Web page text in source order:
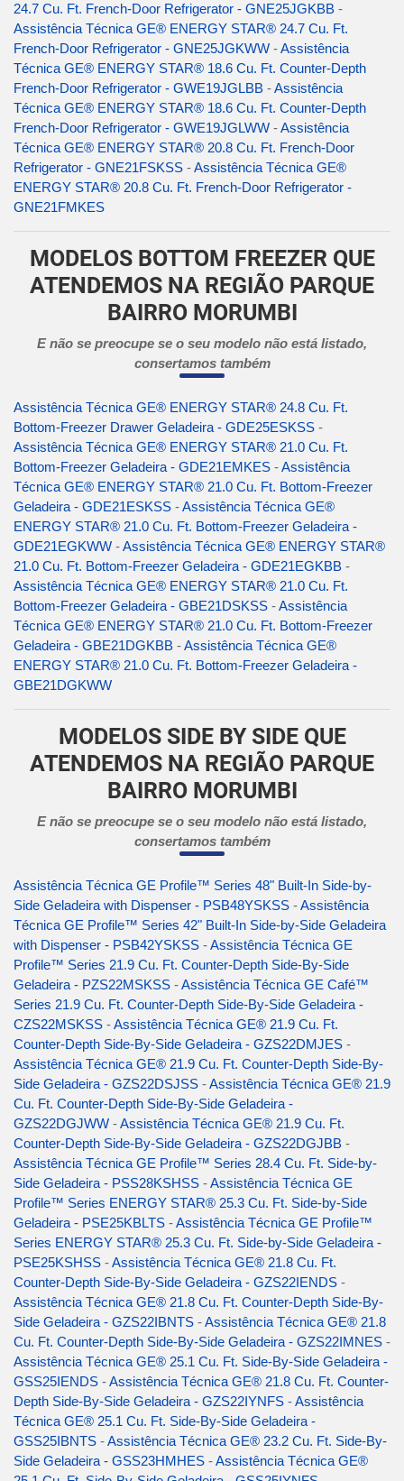
24.7 Cu. Ft. French-Door Refrigerator - GNE25JGKBB -
Assistência Técnica GE® ENERGY STAR® 24.7 Cu. Ft.
French-Door Refrigerator - GNE25JGKWW -Assistência
Técnica GE® ENERGY STAR® 18.6 Cu. Ft. Counter-Depth
French-Door Refrigerator - GWE19JGLBB -Assistência
Técnica GE® ENERGY STAR® 18.6 Cu. Ft. Counter-Depth
French-Door Refrigerator - GWE19JGLWW -Assistência
Técnica GE® ENERGY STAR® 20.8 Cu. Ft. French-Door
Refrigerator - GNE21FSKSS -Assistência Técnica GE®
ENERGY STAR® 20.8 Cu. Ft. French-Door Refrigerator -
GNE21FMKES
MODELOS BOTTOM FREEZER QUE
ATENDEMOS NA REGIÃO PARQUE
BAIRRO MORUMBI
E não se preocupe se o seu modelo não está listado,
consertamos também
Assistência Técnica GE® ENERGY STAR® 24.8 Cu. Ft.
Bottom-Freezer Drawer Geladeira - GDE25ESKSS -
Assistência Técnica GE® ENERGY STAR® 21.0 Cu. Ft.
Bottom-Freezer Geladeira - GDE21EMKES -Assistência
Técnica GE® ENERGY STAR® 21.0 Cu. Ft. Bottom-Freezer
Geladeira - GDE21ESKSS -Assistência Técnica GE®
ENERGY STAR® 21.0 Cu. Ft. Bottom-Freezer Geladeira -
GDE21EGKWW -Assistência Técnica GE® ENERGY STAR®
21.0 Cu. Ft. Bottom-Freezer Geladeira - GDE21EGKBB -
Assistência Técnica GE® ENERGY STAR® 21.0 Cu. Ft.
Bottom-Freezer Geladeira - GBE21DSKSS -Assistência
Técnica GE® ENERGY STAR® 21.0 Cu. Ft. Bottom-Freezer
Geladeira - GBE21DGKBB -Assistência Técnica GE®
ENERGY STAR® 21.0 Cu. Ft. Bottom-Freezer Geladeira -
GBE21DGKWW
MODELOS SIDE BY SIDE QUE
ATENDEMOS NA REGIÃO PARQUE
BAIRRO MORUMBI
E não se preocupe se o seu modelo não está listado,
consertamos também
Assistência Técnica GE Profile™ Series 48" Built-In Side-by-
Side Geladeira with Dispenser - PSB48YSKSS -Assistência
Técnica GE Profile™ Series 42" Built-In Side-by-Side Geladeira
with Dispenser - PSB42YSKSS -Assistência Técnica GE
Profile™ Series 21.9 Cu. Ft. Counter-Depth Side-By-Side
Geladeira - PZS22MSKSS -Assistência Técnica GE Café™
Series 21.9 Cu. Ft. Counter-Depth Side-By-Side Geladeira -
CZS22MSKSS -Assistência Técnica GE® 21.9 Cu. Ft.
Counter-Depth Side-By-Side Geladeira - GZS22DMJES -
Assistência Técnica GE® 21.9 Cu. Ft. Counter-Depth Side-By-
Side Geladeira - GZS22DSJSS -Assistência Técnica GE® 21.9
Cu. Ft. Counter-Depth Side-By-Side Geladeira -
GZS22DGJWW -Assistência Técnica GE® 21.9 Cu. Ft.
Counter-Depth Side-By-Side Geladeira - GZS22DGJBB -
Assistência Técnica GE Profile™ Series 28.4 Cu. Ft. Side-by-
Side Geladeira - PSS28KSHSS -Assistência Técnica GE
Profile™ Series ENERGY STAR® 25.3 Cu. Ft. Side-by-Side
Geladeira - PSE25KBLTS -Assistência Técnica GE Profile™
Series ENERGY STAR® 25.3 Cu. Ft. Side-by-Side Geladeira -
PSE25KSHSS -Assistência Técnica GE® 21.8 Cu. Ft.
Counter-Depth Side-By-Side Geladeira - GZS22IENDS -
Assistência Técnica GE® 21.8 Cu. Ft. Counter-Depth Side-By-
Side Geladeira - GZS22IBNTS -Assistência Técnica GE® 21.8
Cu. Ft. Counter-Depth Side-By-Side Geladeira - GZS22IMNES -
Assistência Técnica GE® 25.1 Cu. Ft. Side-By-Side Geladeira -
GSS25IENDS -Assistência Técnica GE® 21.8 Cu. Ft. Counter-
Depth Side-By-Side Geladeira - GZS22IYNFS -Assistência
Técnica GE® 25.1 Cu. Ft. Side-By-Side Geladeira -
GSS25IBNTS -Assistência Técnica GE® 23.2 Cu. Ft. Side-By-
Side Geladeira - GSS23HMHES -Assistência Técnica GE®